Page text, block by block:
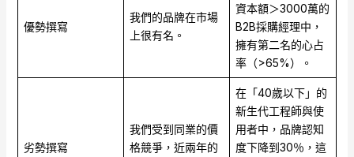
優勢撰寫
我們的品牌在市場
上很有名。
資本額＞3000萬的
B2B採購經理中，
擁有第二名的心占
率（>65%）。
劣勢撰寫
我們受到同業的價
格競爭，近兩年的
在「40歲以下」的
新生代工程師與使
用者中，品牌認知
度下降到30％，這